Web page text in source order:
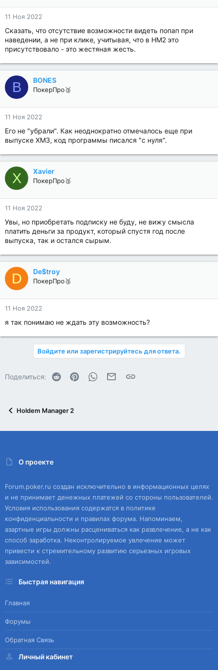
11 Ноя 2022
Сказать, что отсутствие возможности видеть попап при
наведении, а не при клике, учитывая, что в HM2 это
присутствовало - это жестяная жесть.
B BONES
ПокерПро🥉
11 Ноя 2022
Его не "убрали". Как неоднократно отмечалось еще при
выпуске ХМ3, код программы писался "с нуля".
X Xavier
ПокерПро🥉
11 Ноя 2022
Увы, но приобретать подписку не буду, не вижу смысла
платить деньги за продукт, который спустя год после
выпуска, так и остался сырым.
D De$troy
ПокерПро🥉
11 Ноя 2022
я так понимаю не ждать эту возможность?
Войдите или зарегистрируйтесь для ответа.
Поделиться: Reddit PinterestWhatsAppЭлектронная почта
Ссылка
Holdem Manager 2
О проекте
Forum.poker.ru создан исключительно в информационных целях
и не принимает денежных платежей со стороны пользователей.
Условия использования содержатся в политике
конфиденциальности и правилах форума. Напоминаем,
азартные игры должны расцениваться как развлечение, а не как
способ заработка. Неконтролируемое увлечение может
привести к стремительному развитию серьезных игровых
зависимостей.
Быстрая навигация
Главная
Форумы
Обратная Связь
Личный кабинет